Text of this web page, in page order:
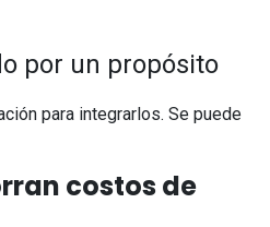
por un propósito
para integrarlos. Se puede
costos de